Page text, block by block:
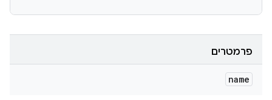
פרמטרים
name